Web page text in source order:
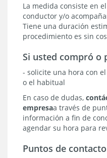
La medida consiste en
conductor y/o
Tiene una duración
procedimiento es sin
Si usted compró o
- solicite una hora con
o el habitual
En caso de dudas,
empresaa través de
información a fin de
agendar su hora para
Puntos de